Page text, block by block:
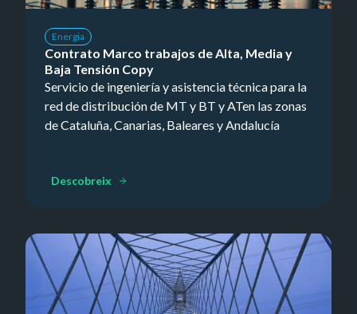
Energia
Contrato Marco trabajos de Alta, Media y
Baja Tensión Copy
Servicio de ingeniería y asistencia técnica para la
red de distribución de MT y BT y ATen las zonas
de Cataluña, Canarias, Baleares y Andalucía
Descobreix